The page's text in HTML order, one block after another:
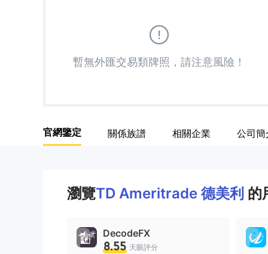
5
7
8
9
暫無外匯交易類牌照，請注意風險！
官網鑒定 關係族譜 相關企業 公司簡
瀏覽TD Ameritrade 德美利 的
DecodeFX
8.55 天眼評分